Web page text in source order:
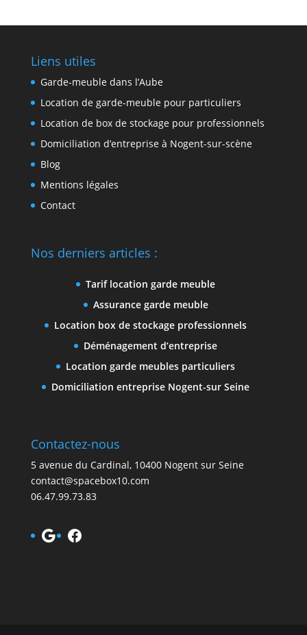
Liens utiles
Garde-meuble dans l’Aube
Location de garde-meuble pour particuliers
Location de box de stockage pour professionnels
Domiciliation d’entreprise à Nogent-sur-scène
Blog
Mentions légales
Contact
Nos derniers articles :
Tarif location garde meuble
Assurance garde meuble
Location box de stockage professionnels
Déménagement d’entreprise
Location garde meubles particuliers
Domiciliation entreprise Nogent-sur Seine
Contactez-nous
5 avenue du Cardinal, 10400 Nogent sur Seine
contact@spacebox10.com
06.47.99.73.83
GoogleFacebook